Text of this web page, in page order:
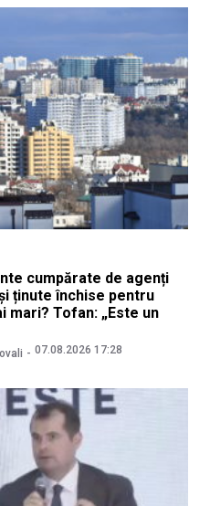
cumpărate de agenți
ținute închise pentru
mari? Tofan: „Este un
07.08.2026 17:28